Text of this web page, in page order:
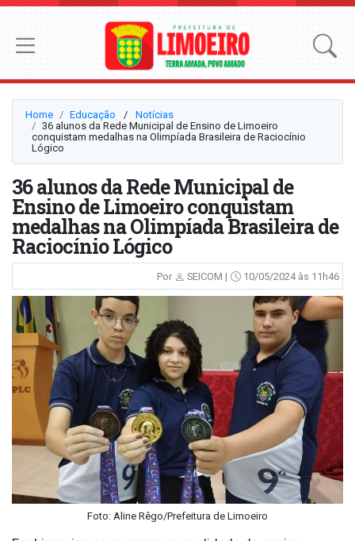
Home Educação ⠀/⠀ Notícias
36 alunos da Rede Municipal de Ensino de Limoeiro
conquistam medalhas na Olimpíada Brasileira de Raciocínio
Lógico
36 alunos da Rede Municipal de
Ensino de Limoeiro conquistam
medalhas na Olimpíada Brasileira de
Raciocínio Lógico
Por SEICOM | 10/05/2024 às 11h46
Foto: Aline Rêgo/Prefeitura de Limoeiro